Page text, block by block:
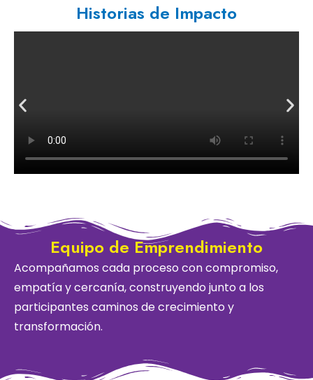
Historias de Impacto
Equipo de Emprendimiento
Acompañamos cada proceso con compromiso,
empatía y cercanía, construyendo junto a los
participantes caminos de crecimiento y
transformación.